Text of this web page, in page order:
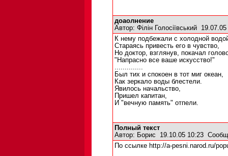
доаолнение
Автор: Філін Голосіївський
К нему подбежали с холодной
Стараясь привесть его в чувство,
Но доктор, взглянув, покачал
"Напрасно все ваше искусство!"
..............
Был тих и спокоен в тот миг океан,
Как зеркало воды блестели.
Явилось начальство,
Пришел капитан,
И "вечную память" отпели.
Полный текст
Автор: Борис 19.10.05 10:23
По ссылке http://a-pesni.narod.ru/